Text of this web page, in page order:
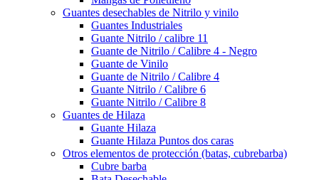
Guantes desechables de Nitrilo y vinilo
Guantes Industriales
Guante Nitrilo / calibre 11
Guante de Nitrilo / Calibre 4 - Negro
Guante de Vinilo
Guante de Nitrilo / Calibre 4
Guante Nitrilo / Calibre 6
Guante Nitrilo / Calibre 8
Guantes de Hilaza
Guante Hilaza
Guante Hilaza Puntos dos caras
Otros elementos de protección (batas, cubrebarba)
Cubre barba